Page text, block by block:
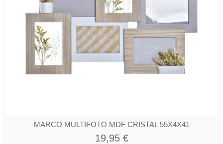
MARCO MULTIFOTO MDF CRISTAL 55X4X41
19,95 €